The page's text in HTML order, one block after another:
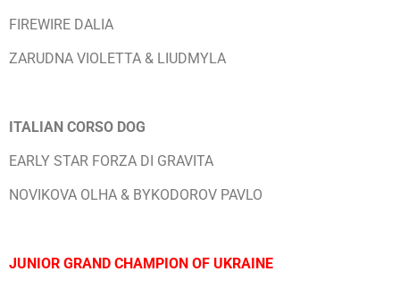
FIREWIRE DALIA
ZARUDNA VIOLETTA & LIUDMYLA
ITALIAN CORSO DOG
EARLY STAR FORZA DI GRAVITA
NOVIKOVA OLHA & BYKODOROV PAVLO
JUNIOR GRAND CHAMPION OF UKRAINE